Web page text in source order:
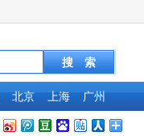
北京 上海 广州